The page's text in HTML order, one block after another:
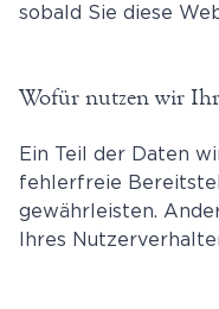
sobald Sie diese
Wofür nutzen wir
Ein Teil der Daten
fehlerfreie
gewährleisten.
Ihres